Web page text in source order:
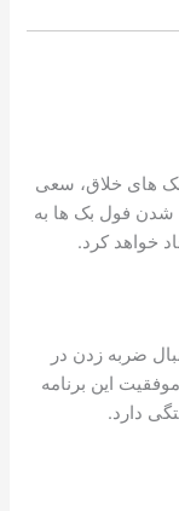
های خلاق، سعی
شدن فول بک ها به
خواهد کرد.
ضربه زدن در
این برنامه
دارد.